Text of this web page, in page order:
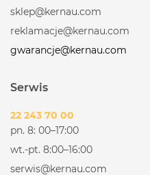
sklep@kernau.com
reklamacje@kernau.com
gwarancje@kernau.com
Serwis
22 243 70 00
pn. 8: 00–17:00
wt.-pt. 8:00–16:00
serwis@kernau.com